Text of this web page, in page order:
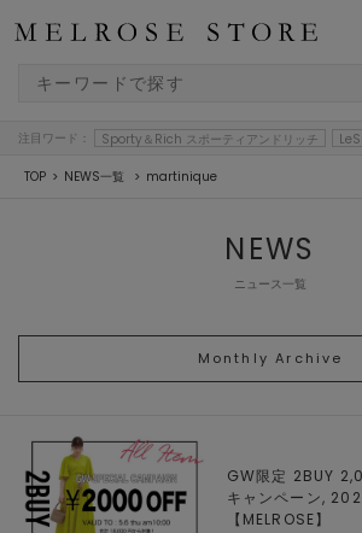
注目ワード： Sporty＆Rich スポーティアンドリッチ
TOP NEWS一覧 martinique
NEWS
ニュース一覧
Monthly Archive
GW限定 2BUY
キャンペーン,
【 MELROSE】